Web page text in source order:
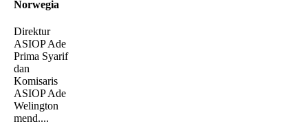
Norwegia
Direktur
ASIOP Ade
Prima Syarif
dan
Komisaris
ASIOP Ade
Welington
mend....